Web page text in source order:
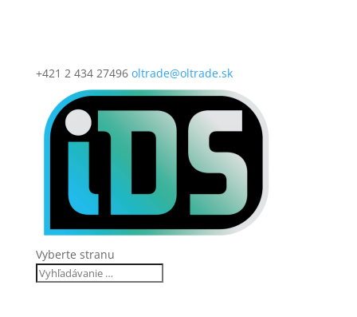
+421 2 434 27496 oltrade@oltrade.sk
Vyberte stranu